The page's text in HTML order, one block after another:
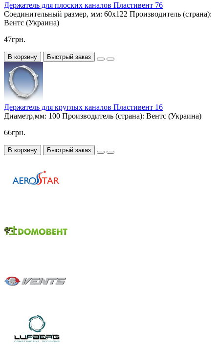
Держатель для плоских каналов Пластивент 76
Соединительный размер, мм: 60х122 Производитель (страна):
Вентс (Украина)
47грн.
В корзину Быстрый заказ
Держатель для круглых каналов Пластивент 16
Диаметр,мм: 100 Производитель (страна): Вентс (Украина)
66грн.
В корзину Быстрый заказ